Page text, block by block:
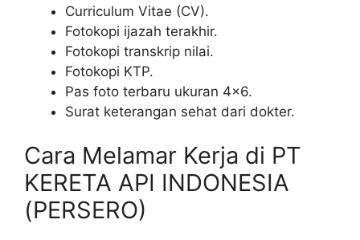
Curriculum Vitae (CV).
Fotokopi ijazah terakhir.
Fotokopi transkrip nilai.
Fotokopi KTP.
Pas foto terbaru ukuran 4×6.
Surat keterangan sehat dari dokter.
Cara Melamar Kerja di PT
KERETA API INDONESIA
(PERSERO)